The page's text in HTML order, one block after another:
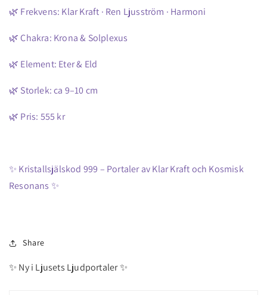
🌿 Frekvens: Klar Kraft · Ren Ljusström · Harmoni
🌿 Chakra: Krona & Solplexus
🌿 Element: Eter & Eld
🌿 Storlek: ca 9–10 cm
🌿 Pris: 555 kr
✨ Kristallsjälskod 999 – Portaler av Klar Kraft och Kosmisk
Resonans ✨
Share
✨ Ny i Ljusets Ljudportaler ✨